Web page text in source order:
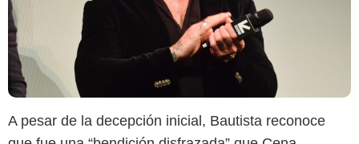
A pesar de la decepción inicial, Bautista reconoce